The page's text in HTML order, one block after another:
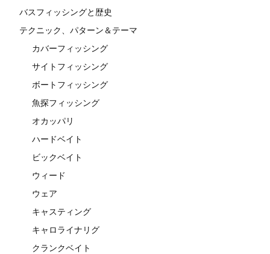
バスフィッシングと歴史
テクニック、パターン＆テーマ
カバーフィッシング
サイトフィッシング
ボートフィッシング
魚探フィッシング
オカッパリ
ハードベイト
ビックベイト
ウィード
ウェア
キャスティング
キャロライナリグ
クランクベイト